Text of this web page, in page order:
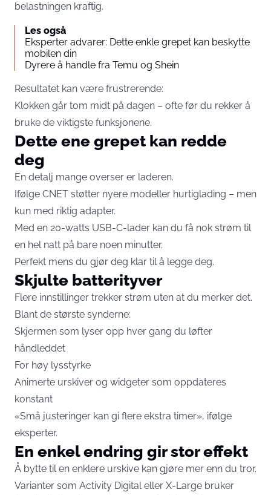
belastningen kraftig.
Les også
Eksperter advarer: Dette enkle grepet kan beskytte
mobilen din
Dyrere å handle fra Temu og Shein
Resultatet kan være frustrerende:
Klokken går tom midt på dagen – ofte før du rekker å
bruke de viktigste funksjonene.
Dette ene grepet kan redde
deg
En detalj mange overser er laderen.
Ifølge CNET støtter nyere modeller hurtiglading – men
kun med riktig adapter.
Med en 20-watts USB-C-lader kan du få nok strøm til
en hel natt på bare noen minutter.
Perfekt mens du gjør deg klar til å legge deg.
Skjulte batterityver
Flere innstillinger trekker strøm uten at du merker det.
Blant de største synderne:
Skjermen som lyser opp hver gang du løfter
håndleddet
For høy lysstyrke
Animerte urskiver og widgeter som oppdateres
konstant
«Små justeringer kan gi flere ekstra timer», ifølge
eksperter.
En enkel endring gir stor effekt
Å bytte til en enklere urskive kan gjøre mer enn du tror.
Varianter som Activity Digital eller X-Large bruker